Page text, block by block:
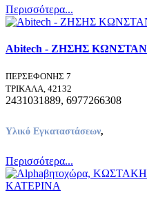
Περισσότερα...
Abitech - ΖΗΣΗΣ
ΠΕΡΣΕΦΟΝΗΣ 7
ΤΡΙΚΑΛΑ, 42132
2431031889, 6977266308
Υλικό Εγκαταστάσεων,
Περισσότερα...